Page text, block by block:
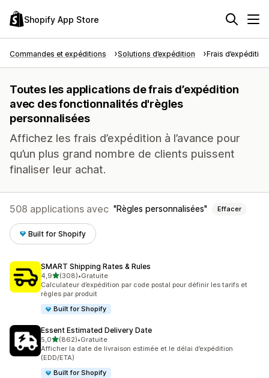
Shopify App Store
Commandes et expéditions Solutions d’expédition Frais d’expédition
Toutes les applications de frais d’expédition
avec des fonctionnalités d'règles
personnalisées
Affichez les frais d’expédition à l’avance pour
qu’un plus grand nombre de clients puissent
finaliser leur achat.
508 applications avec Règles personnalisées Effacer
Built for Shopify
SMART Shipping Rates & Rules
4,9étoile(s) sur 5
(308)
308 avis au total
•Gratuite
Calculateur d’expédition par code postal pour définir les tarifs et
règles par produit
Built for Shopify
Essent Estimated Delivery Date
5,0étoile(s) sur 5
(862)
862 avis au total
•Gratuite
Afficher la date de livraison estimée et le délai d’expédition
(EDD/ETA)
Built for Shopify